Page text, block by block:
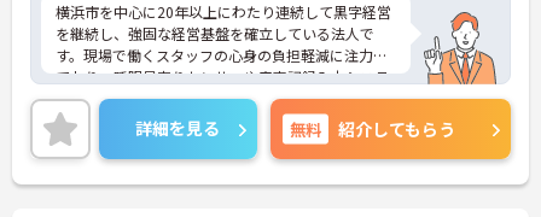
横浜市を中心に20年以上にわたり連続して黒字経営
を継続し、強固な経営基盤を確立している法人で
す。現場で働くスタッフの心身の負担軽減に注力し
ており、睡眠見守りセンサーや音声記録入力システ
ム、タブレットでの記録ソフトなど最新の介護DXを
積極的に導入しています。これにより夜間の見守り
や事務作業の負担を大幅に削減し、ご入居者様とじ
っくり向き合えるゆとりある労働環境を実現してい
ます。さらに、介護福祉士実務者研修を横浜にある
詳細を見る 無料 紹介してもらう